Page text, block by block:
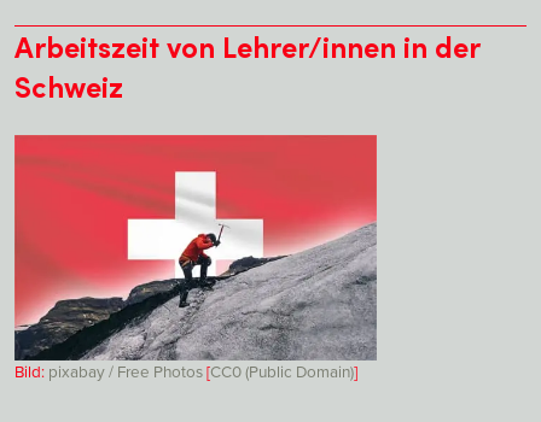
Arbeitszeit von Lehrer/innen in der
Schweiz
Bild: pixabay / Free Photos[CC0 (Public Domain)]